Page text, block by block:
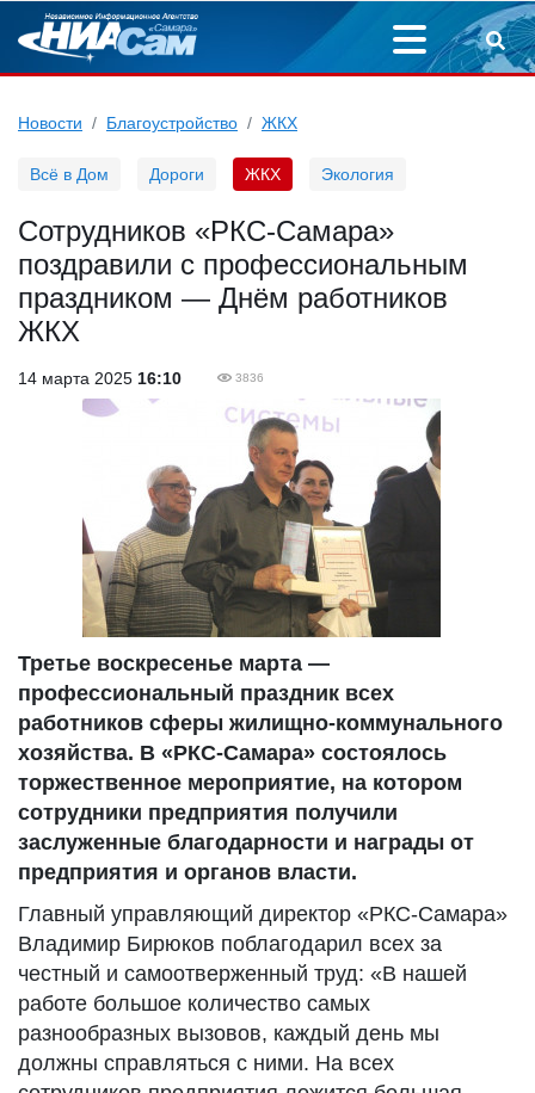
Новости Благоустройство ЖКХ
Всё в Дом Дороги ЖКХ Экология
Сотрудников «РКС-Самара»
поздравили с профессиональным
праздником — Днём работников
ЖКХ
14 марта 2025 16:10 3836
Третье воскресенье марта —
профессиональный праздник всех
работников сферы жилищно-коммунального
хозяйства. В «РКС-Самара» состоялось
торжественное мероприятие, на котором
сотрудники предприятия получили
заслуженные благодарности и награды от
предприятия и органов власти.
Главный управляющий директор «РКС-Самара»
Владимир Бирюков поблагодарил всех за
честный и самоотверженный труд: «В нашей
работе большое количество самых
разнообразных вызовов, каждый день мы
должны справляться с ними. На всех